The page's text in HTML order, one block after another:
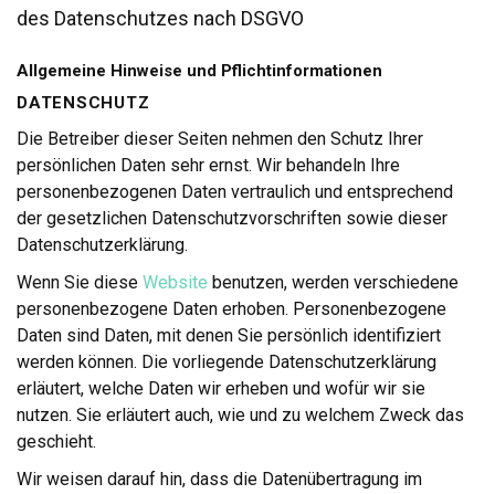
des Datenschutzes nach DSGVO
Allgemeine Hinweise und Pflichtinformationen
DATENSCHUTZ
Die Betreiber dieser Seiten nehmen den Schutz Ihrer
persönlichen Daten sehr ernst. Wir behandeln Ihre
personenbezogenen Daten vertraulich und entsprechend
der gesetzlichen Datenschutzvorschriften sowie dieser
Datenschutzerklärung.
Wenn Sie diese Website benutzen, werden verschiedene
personenbezogene Daten erhoben. Personenbezogene
Daten sind Daten, mit denen Sie persönlich identifiziert
werden können. Die vorliegende Datenschutzerklärung
erläutert, welche Daten wir erheben und wofür wir sie
nutzen. Sie erläutert auch, wie und zu welchem Zweck das
geschieht.
Wir weisen darauf hin, dass die Datenübertragung im